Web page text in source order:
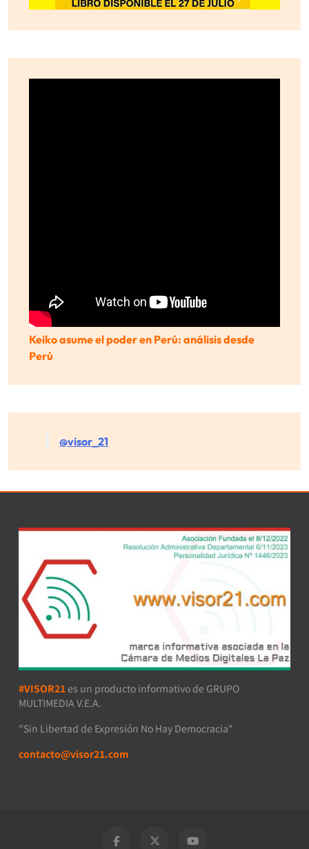
Keiko asume el poder en Perú: análisis desde
Perú
@visor_21
#VISOR21 es un producto informativo de GRUPO
MULTIMEDIA V.E.A.
"Sin Libertad de Expresión No Hay Democracia"
contacto@visor21.com